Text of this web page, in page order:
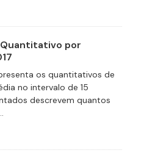
por
os quantitativos de
no intervalo de 15
descrevem quantos